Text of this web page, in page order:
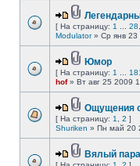
[ На страницу: 1 28
Modulator» Ср янв 23
Юмор
[ На страницу: 1
hof» Вт авг 25 2009
Ощущения
[ На страницу: 1 2 ]
Shuriken » Пн май 20
Вялый